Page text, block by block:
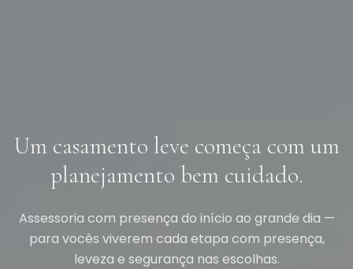
Um casamento leve começa com um
planejamento bem cuidado.
Assessoria com presença do início ao grande dia —
para vocês viverem cada etapa com presença,
leveza e segurança nas escolhas.